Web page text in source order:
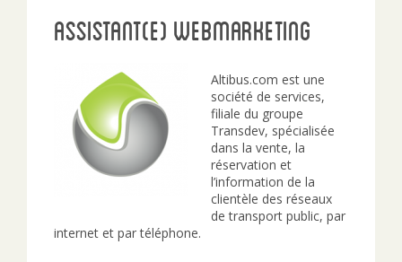
Assistant(e) webmarketing
Altibus.com est une
société de services,
filiale du groupe
Transdev, spécialisée
dans la vente, la
réservation et
l’information de la
clientèle des réseaux
de transport public, par
internet et par téléphone.